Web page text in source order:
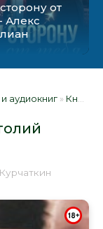
от
Алекс
аудиокниг » Книги